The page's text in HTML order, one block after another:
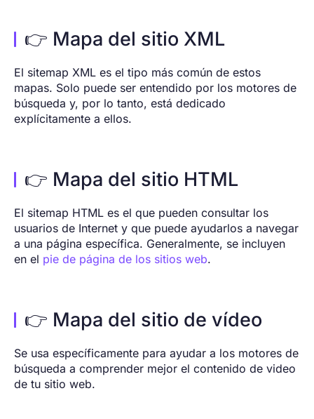
👉 Mapa del sitio XML
El sitemap XML es el tipo más común de estos
mapas. Solo puede ser entendido por los motores de
búsqueda y, por lo tanto, está dedicado
explícitamente a ellos.
👉 Mapa del sitio HTML
El sitemap HTML es el que pueden consultar los
usuarios de Internet y que puede ayudarlos a navegar
a una página específica. Generalmente, se incluyen
en el pie de página de los sitios web.
👉 Mapa del sitio de vídeo
Se usa específicamente para ayudar a los motores de
búsqueda a comprender mejor el contenido de video
de tu sitio web.